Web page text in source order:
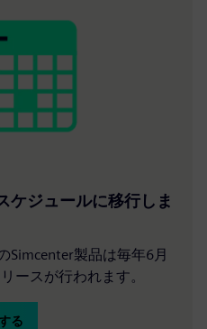
ケジュールに移行しま
Simcenter製品は毎年6月
ースが行われます。
る